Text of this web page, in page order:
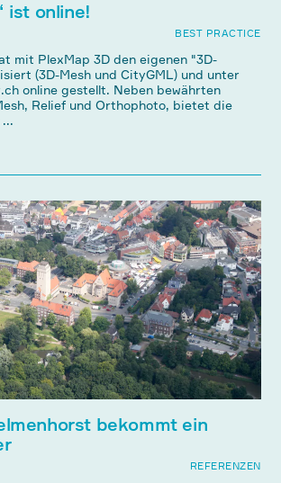
ist online!
BEST PRACTICE
mit PlexMap 3D den eigenen "3D-
(3D-Mesh und CityGML) und unter
online gestellt. Neben bewährten
Relief und Orthophoto, bietet die
bekommt ein
REFERENZEN